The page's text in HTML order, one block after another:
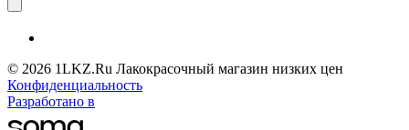
© 2026 1LKZ.Ru Лакокрасочный магазин низких цен
Конфиденциальность
Разработано в